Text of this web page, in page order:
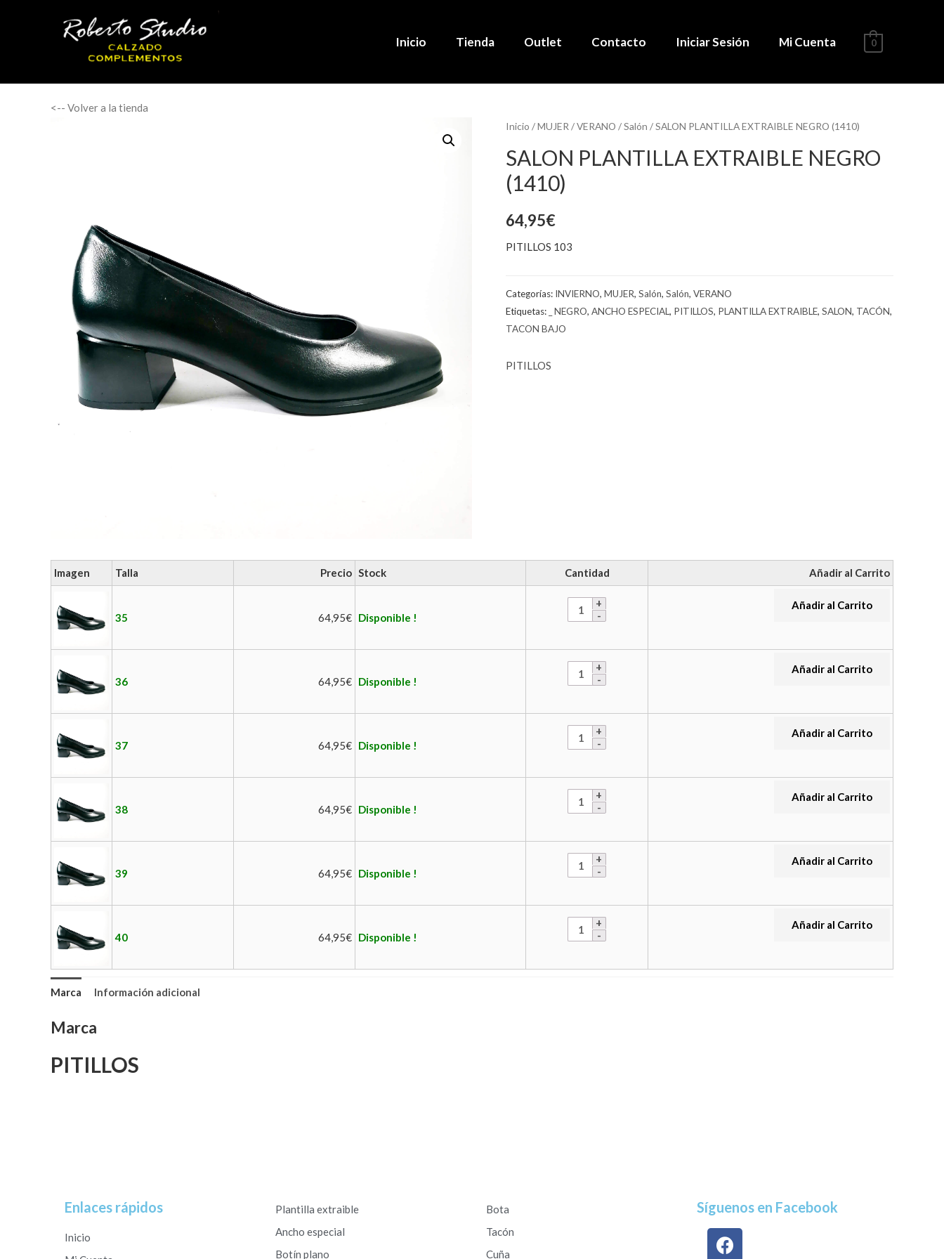
Inicio Tienda Outlet Contacto Iniciar Sesión Mi Cuenta 0
<-- Volver a la tienda
Inicio /MUJER /VERANO /Salón / SALON PLANTILLA EXTRAIBLE NEGRO (1410)
SALON PLANTILLA EXTRAIBLE NEGRO
(1410)
64,95€
PITILLOS 103
Categorías: INVIERNO, MUJER, Salón, Salón, VERANO
Etiquetas:
_ NEGRO, ANCHO ESPECIAL, PITILLOS, PLANTILLA EXTRAIBLE, SALON, TACÓN,
TACON BAJO
PITILLOS
Imagen Talla Precio Stock Cantidad Añadir al Carrito
35 64,95€ Disponible !
Añadir al Carrito
36 64,95€ Disponible !
Añadir al Carrito
37 64,95€ Disponible !
Añadir al Carrito
38 64,95€ Disponible !
Añadir al Carrito
39 64,95€ Disponible !
Añadir al Carrito
40 64,95€ Disponible !
Añadir al Carrito
Marca Información adicional
Marca
PITILLOS
Enlaces rápidos
Inicio
Plantilla extraible
Ancho especial
Botín plano
Bota
Tacón
Cuña
Síguenos en Facebook